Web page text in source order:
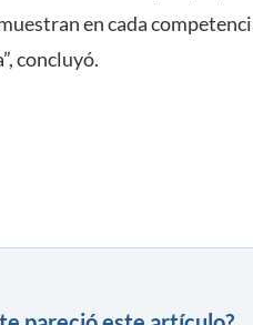
en cada
concluyó.